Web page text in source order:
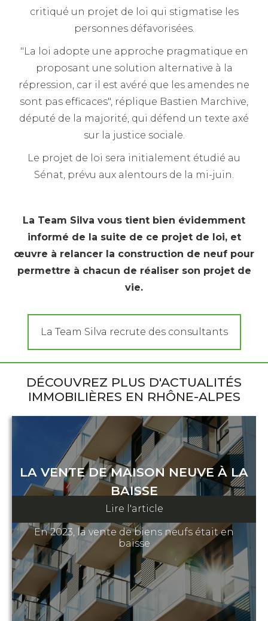
critiqué un projet de loi qui stigmatise les
personnes défavorisées.
"La loi adopte une approche pragmatique en
proposant une solution alternative à la
répression, car il est avéré que les amendes ne
sont pas efficaces", réplique Bastien Marchive,
député de la majorité, qui défend un texte axé
sur la justice sociale.
Le projet de loi sera initialement étudié au
Sénat, prévu aux alentours de la mi-juin.
La Team Silva vous tient bien évidemment
informé de la suite de ce projet de loi, et
œuvre à relancer la construction de neuf pour
permettre à chacun de réaliser son projet de
vie.
La Team Silva recrute des consultants
DÉCOUVREZ PLUS D'ACTUALITÉS
IMMOBILIÈRES EN RHÔNE-ALPES
LA VENTE DE MAISON NEUVE À LA
BAISSE
02 mars 2024
En 2023, la vente de biens neufs était en
baisse
Lire l'article